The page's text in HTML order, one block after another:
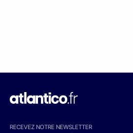
RECEVEZ NOTRE NEWSLETTER